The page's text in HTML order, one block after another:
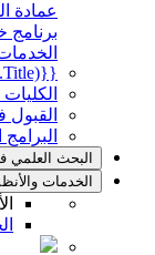
عمادة
برنامج
{{mmc.getCurrentTranslation(item.Title)}}
القبول
البحث العلمي
الخدمات